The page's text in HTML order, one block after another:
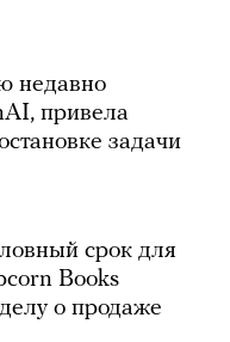
недавно
привела
задачи
срок для
Books
о продаже